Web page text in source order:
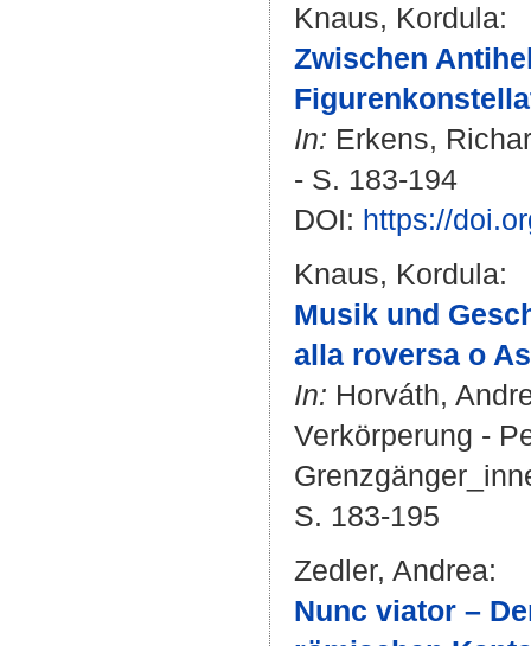
Knaus, Kordula:
Zwischen
In: Erkens,
- S. 183-194
DOI: https://
Knaus, Kordula:
Musik und
alla roversa o
In: Horváth,
Verkörperung -
S. 183-195
Zedler, Andrea:
Nunc viator –